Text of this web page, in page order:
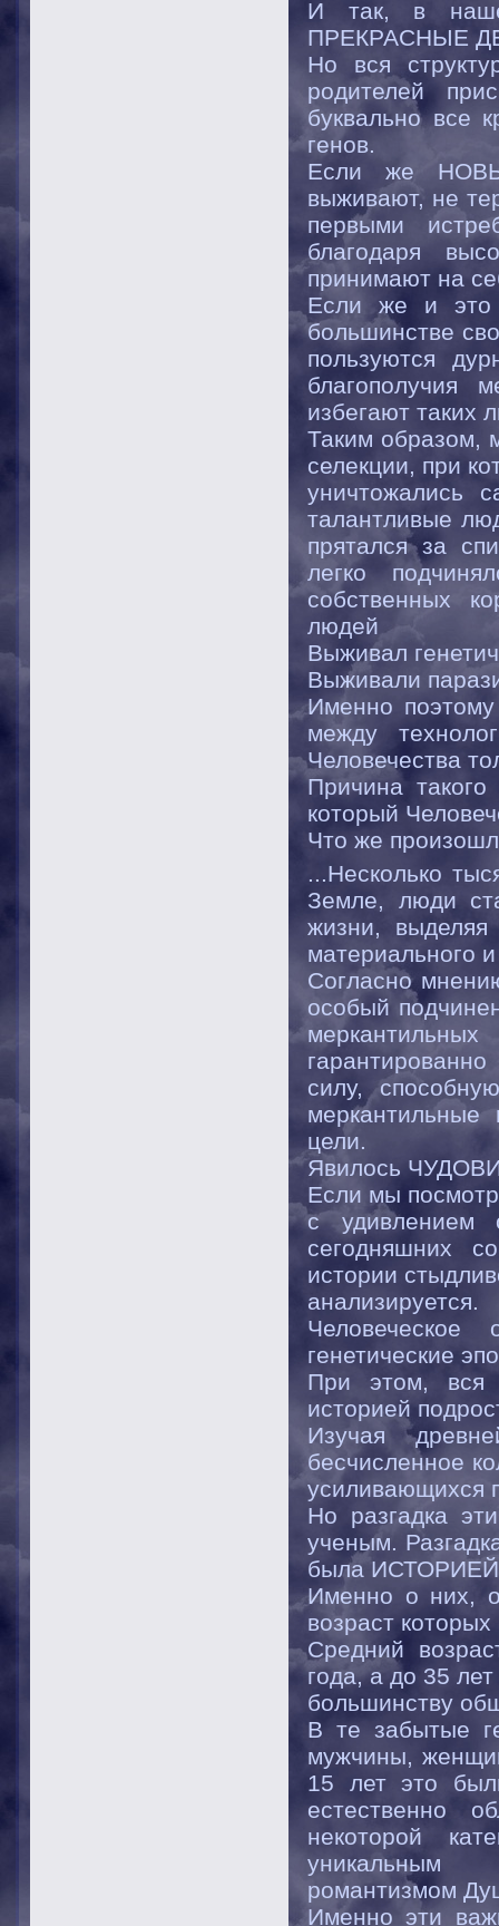
И так, в
ПРЕКРАСНЫЕ
Но вся
родителей
буквально все
генов.
Если же
выживают, не
первыми
благодаря
принимают на
Если же и это
большинстве
пользуются
благополучия
избегают таких
Таким образом,
селекции, при
уничтожались
талантливые
прятался за
легко
собственных
людей
Выживал
Выживали
Именно
между
Человечества
Причина такого
который
Что же
...Несколько
Земле, люди
жизни,
материального
Согласно
особый
силу,
меркантильные
цели.
Явилось
Если мы
с удивлением
сегодняшних
истории
анализируется.
генетические
При этом, вся
историей
Изучая
бесчисленное
усиливающихся
Но разгадка
ученым.
была
Именно о них,
возраст
Средний
года, а до 35
большинству
В те забытые
мужчины,
15 лет это
естественно
некоторой
уникальным
романтизмом
Именно эти